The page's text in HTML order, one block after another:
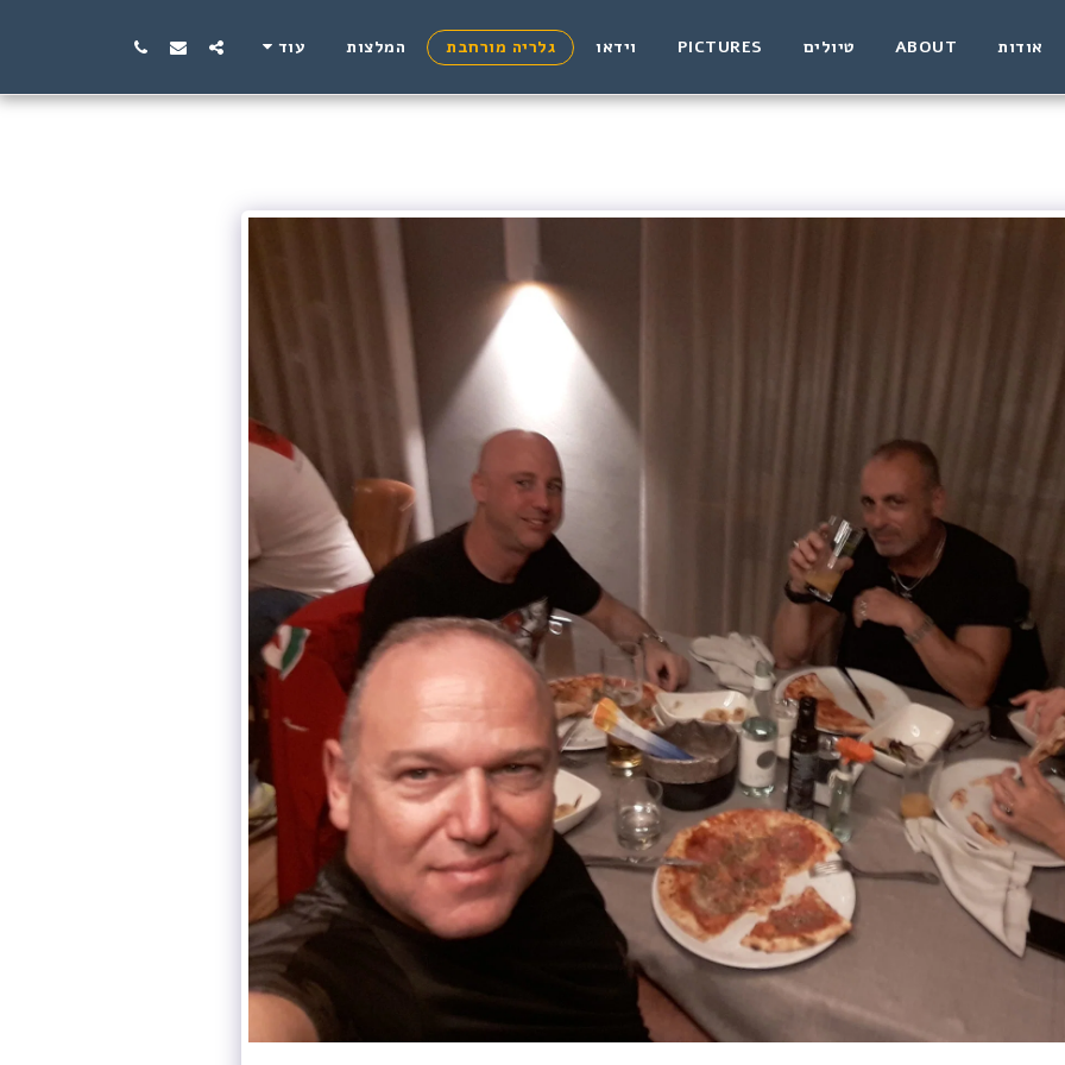
אודות ABOUT טיולים PICTURES וידאו גלריה מורחבת המלצות עוד